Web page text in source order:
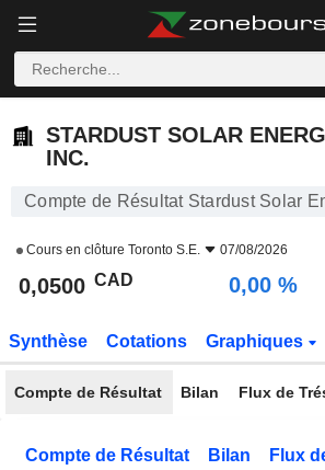
STARDUST SOLAR
INC.
Compte de Résultat Stardust Solar
Cours en clôture Toronto S.E. 07/08/2026
0,0500 CAD 0,00 %
Synthèse Cotations Graphiques
Compte de Résultat Bilan Flux de
Compte de Résultat Bilan Flux